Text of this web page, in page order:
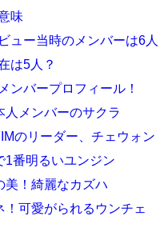
味
ュー当時のメンバーは6人
は5人？
ンバープロフィール！
人メンバーのサクラ
のリーダー、チェウォン
1番明るいユンジン
美！綺麗なカズハ
！可愛がられるウンチェ